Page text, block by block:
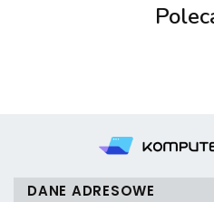
DANE ADRESOWE